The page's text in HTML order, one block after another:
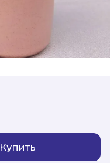
Купить